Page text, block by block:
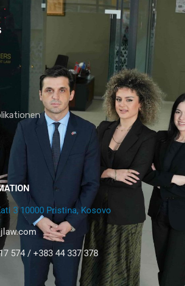
3 10000 Pristina, Kosovo
574 / +383 44 337 378